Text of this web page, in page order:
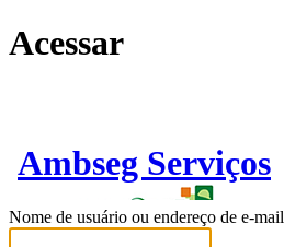
Acessar
Ambseg Serviços
Nome de usuário ou endereço de e-mail